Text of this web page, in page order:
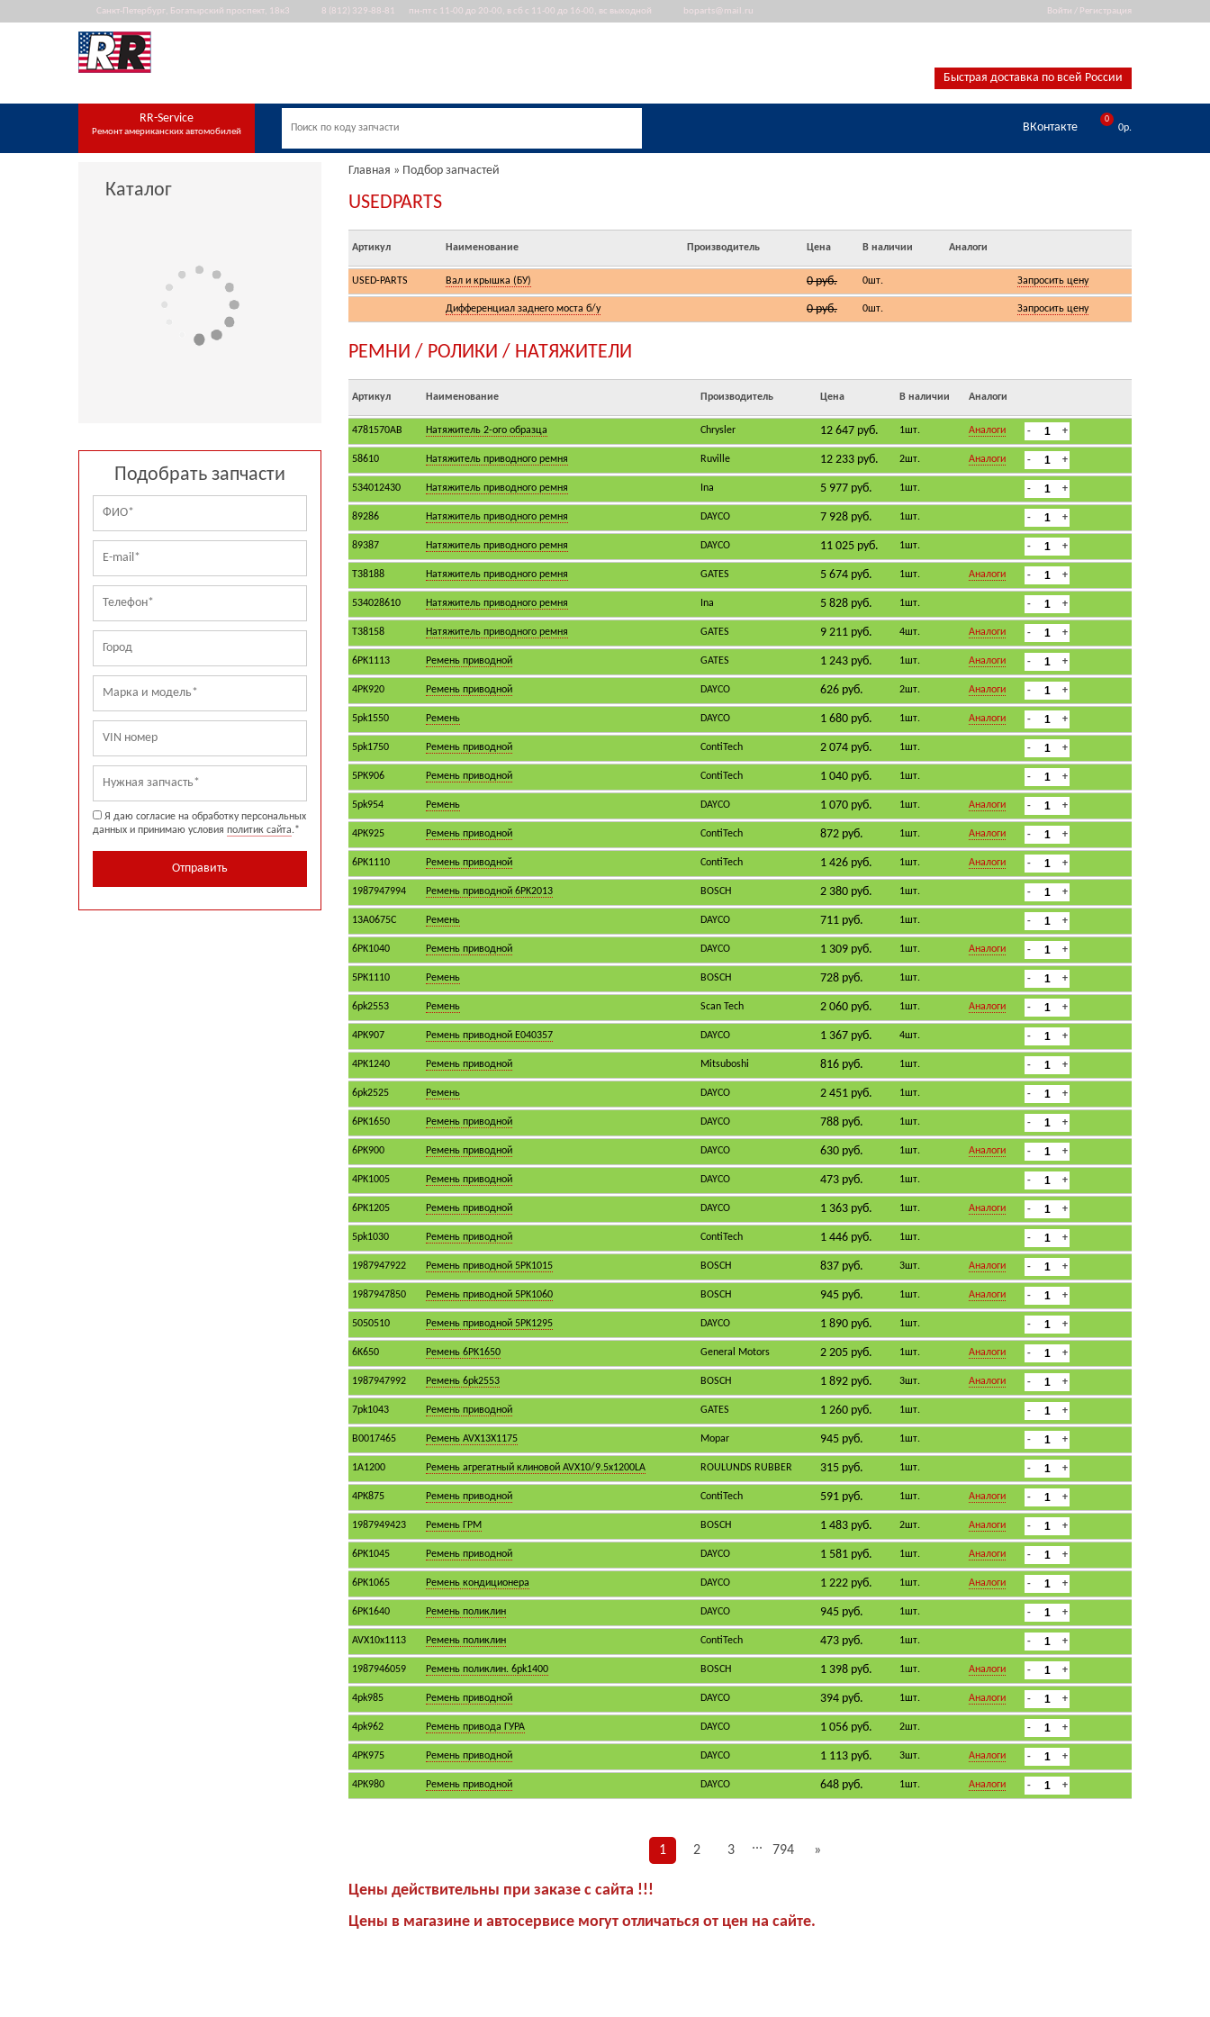
Санкт-Петербург, Богатырский проспект, 18к3 8 (812) 329-88-81 пн-пт с 11-00 до 20-00, в сб с 11-00 до 16-00, вс выходной boparts@mail.ru Войти / Регистрация
Быстрая доставка по всей России
RR-Service
Ремонт американских автомобилей
0
0р.
ВКонтакте
Главная » Подбор запчастей
USEDPARTS
Артикул Наименование Производитель Цена В наличии Аналоги
USED-PARTS Вал и крышка (БУ) 0 руб. 0шт. Запросить цену
Дифференциал заднего моста б/у 0 руб. 0шт. Запросить цену
РЕМНИ / РОЛИКИ / НАТЯЖИТЕЛИ
Артикул Наименование Производитель Цена В наличии Аналоги
4781570AB Натяжитель 2-ого образца Chrysler 12 647 руб. 1шт. Аналоги
58610 Натяжитель приводного ремня Ruville 12 233 руб. 2шт. Аналоги
534012430 Натяжитель приводного ремня Ina 5 977 руб. 1шт.
89286 Натяжитель приводного ремня DAYCO 7 928 руб. 1шт.
89387 Натяжитель приводного ремня DAYCO 11 025 руб. 1шт.
T38188 Натяжитель приводного ремня GATES 5 674 руб. 1шт. Аналоги
534028610 Натяжитель приводного ремня Ina 5 828 руб. 1шт.
T38158 Натяжитель приводного ремня GATES 9 211 руб. 4шт. Аналоги
6PK1113 Ремень приводной GATES 1 243 руб. 1шт. Аналоги
4PK920 Ремень приводной DAYCO 626 руб. 2шт. Аналоги
5pk1550 Ремень DAYCO 1 680 руб. 1шт. Аналоги
5pk1750 Ремень приводной ContiTech 2 074 руб. 1шт.
5PK906 Ремень приводной ContiTech 1 040 руб. 1шт.
5pk954 Ремень DAYCO 1 070 руб. 1шт. Аналоги
4PK925 Ремень приводной ContiTech 872 руб. 1шт. Аналоги
6PK1110 Ремень приводной ContiTech 1 426 руб. 1шт. Аналоги
1987947994 Ремень приводной 6PK2013 BOSCH 2 380 руб. 1шт.
13A0675C Ремень DAYCO 711 руб. 1шт.
6PK1040 Ремень приводной DAYCO 1 309 руб. 1шт. Аналоги
5PK1110 Ремень BOSCH 728 руб. 1шт.
6pk2553 Ремень Scan Tech 2 060 руб. 1шт. Аналоги
4PK907 Ремень приводной E040357 DAYCO 1 367 руб. 4шт.
4PK1240 Ремень приводной Mitsuboshi 816 руб. 1шт.
6pk2525 Ремень DAYCO 2 451 руб. 1шт.
6PK1650 Ремень приводной DAYCO 788 руб. 1шт.
6PK900 Ремень приводной DAYCO 630 руб. 1шт. Аналоги
4PK1005 Ремень приводной DAYCO 473 руб. 1шт.
6PK1205 Ремень приводной DAYCO 1 363 руб. 1шт. Аналоги
5pk1030 Ремень приводной ContiTech 1 446 руб. 1шт.
1987947922 Ремень приводной 5PK1015 BOSCH 837 руб. 3шт. Аналоги
1987947850 Ремень приводной 5PK1060 BOSCH 945 руб. 1шт. Аналоги
5050510 Ремень приводной 5PK1295 DAYCO 1 890 руб. 1шт.
6K650 Ремень 6PK1650 General Motors 2 205 руб. 1шт. Аналоги
1987947992 Ремень 6pk2553 BOSCH 1 892 руб. 3шт. Аналоги
7pk1043 Ремень приводной GATES 1 260 руб. 1шт.
B0017465 Ремень AVX13X1175 Mopar 945 руб. 1шт.
1A1200 Ремень агрегатный клиновой AVX10/9.5x1200LA ROULUNDS RUBBER 315 руб. 1шт.
4PK875 Ремень приводной ContiTech 591 руб. 1шт. Аналоги
1987949423 Ремень ГРМ BOSCH 1 483 руб. 2шт. Аналоги
6PK1045 Ремень приводной DAYCO 1 581 руб. 1шт. Аналоги
6PK1065 Ремень кондиционера DAYCO 1 222 руб. 1шт. Аналоги
6PK1640 Ремень поликлин DAYCO 945 руб. 1шт.
AVX10x1113 Ремень поликлин ContiTech 473 руб. 1шт.
1987946059 Ремень поликлин. 6pk1400 BOSCH 1 398 руб. 1шт. Аналоги
4pk985 Ремень приводной DAYCO 394 руб. 1шт. Аналоги
4pk962 Ремень привода ГУРА DAYCO 1 056 руб. 2шт.
4PK975 Ремень приводной DAYCO 1 113 руб. 3шт. Аналоги
4PK980 Ремень приводной DAYCO 648 руб. 1шт. Аналоги
1 2 3 ... 794 »
Цены действительны при заказе с сайта !!!
Цены в магазине и автосервисе могут отличаться от цен на сайте.
Каталог
Подобрать запчасти
Я даю согласие на обработку персональных
данных и принимаю условия политик сайта.*